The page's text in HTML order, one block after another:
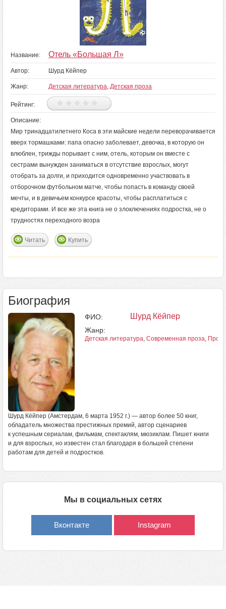
Название: Отель «Большая Л»
Автор: Шурд Кёйпер
Жанр: Детская литература, Детская проза
Рейтинг:
Описание:
Мир тринадцатилетнего Коса в эти майские недели переворачивается
вверх тормашками: папа опасно заболевает, девочка, в которую он
влюблен, трижды порывает с ним, отель, которым он вместе с
сестрами вынужден заниматься в отсутствие взрослых, могут
отобрать за долги, и приходится одновременно участвовать в
отборочном футбольном матче, чтобы попасть в команду своей
мечты, и в девичьем конкурсе красоты, чтобы расплатиться с
кредиторами. И все же эта книга не о злоключениях подростка, не о
трудностях переходного возра
Читать Купить
Биография
ФИО: Шурд Кёйпер
Жанр:
Детская литература, Современная проза, Проза
Шурд Кёйпер (Амстердам, 6 марта 1952 г.) — автор более 50 книг,
обладатель множества престижных премий, автор сценариев
к успешным сериалам, фильмам, спектаклям, мюзиклам. Пишет книги
и для взрослых, но известен стал благодаря в большей степени
работам для детей и подростков.
Мы в социальных сетях
Вконтакте Instagram